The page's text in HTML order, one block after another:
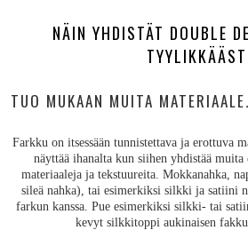
NÄIN YHDISTÄT DOUBLE
TUO MUKAAN MUITA
Farkku on itsessään tunnistettava ja erottuva
näyttää ihanalta kun siihen yhdistää
materiaaleja ja tekstuureita. Mokkanahka,
sileä nahka), tai esimerkiksi silkki ja satiini
farkun kanssa. Pue esimerkiksi silkki- tai
kevyt silkkitoppi aukinaisen